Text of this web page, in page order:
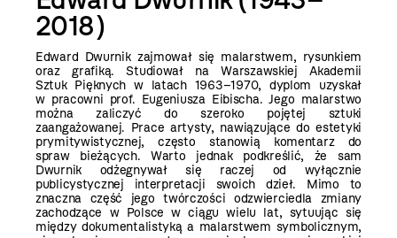
2018)
Edward Dwurnik zajmował się malarstwem, rysunkiem
oraz grafiką. Studiował na Warszawskiej Akademii
Sztuk Pięknych w latach 1963–1970, dyplom uzyskał
w pracowni prof. Eugeniusza Eibischa. Jego malarstwo
można zaliczyć do szeroko pojętej sztuki
zaangażowanej. Prace artysty, nawiązujące do estetyki
prymitywistycznej, często stanowią komentarz do
spraw bieżących. Warto jednak podkreślić, że sam
Dwurnik odżegnywał się raczej od wyłącznie
publicystycznej interpretacji swoich dzieł. Mimo to
znaczna część jego twórczości odzwierciedla zmiany
zachodzące w Polsce w ciągu wielu lat, sytuując się
między dokumentalistyką a malarstwem symbolicznym,